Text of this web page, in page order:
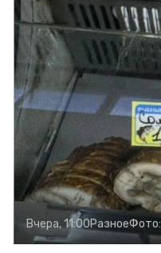
Вчера, 11:00РазноеФото: